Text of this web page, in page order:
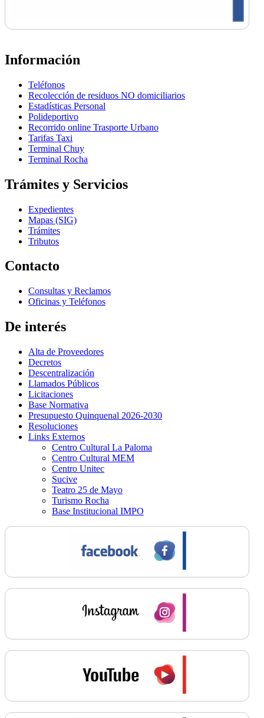
Información
Teléfonos
Recolección de residuos NO domiciliarios
Estadísticas Personal
Polideportivo
Recorrido online Trasporte Urbano
Tarifas Taxi
Terminal Chuy
Terminal Rocha
Trámites y Servicios
Expedientes
Mapas (SIG)
Trámites
Tributos
Contacto
Consultas y Reclamos
Oficinas y Teléfonos
De interés
Alta de Proveedores
Decretos
Descentralización
Llamados Públicos
Licitaciones
Base Normativa
Presupuesto Quinquenal 2026-2030
Resoluciones
Links Externos
Centro Cultural La Paloma
Centro Cultural MEM
Centro Unitec
Sucive
Teatro 25 de Mayo
Turismo Rocha
Base Institucional IMPO